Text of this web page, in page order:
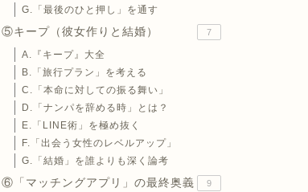
G.「最後のひと押し」を通す
⑤キープ（彼女作りと結婚） 7
A.『キープ』大全
B.「旅行プラン」を考える
C.「本命に対しての振る舞い」
D.「ナンパを辞める時」とは？
E.「LINE術」を極め抜く
F.「出会う女性のレベルアップ」
G.「結婚」を誰よりも深く論考
⑥「マッチングアプリ」の最終奥義 9